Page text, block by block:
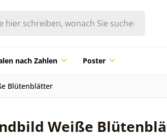
nach Zahlen Poster
Blütenblätter
Weiße